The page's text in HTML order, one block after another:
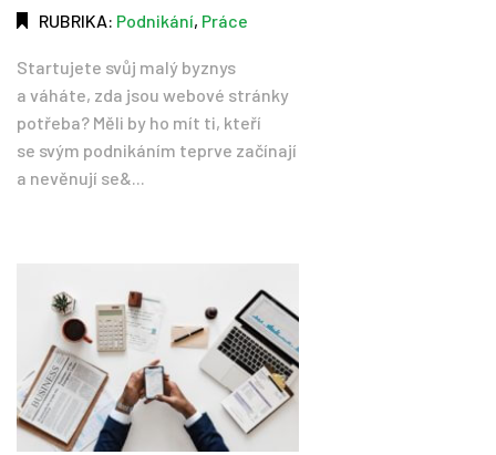
RUBRIKA: Podnikání, Práce
Startujete svůj malý byznys
a váháte, zda jsou webové stránky
potřeba? Měli by ho mít ti, kteří
se svým podnikáním teprve začínají
a nevěnují se&...